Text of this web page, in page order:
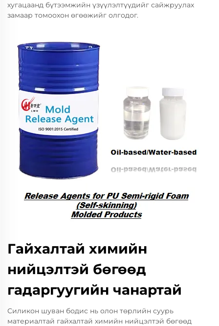
хугацаанд бүтээмжийн үзүүлэлтүүдийг сайжруулах
замаар томоохон өгөөжийг олгодог.
Гайхалтай химийн
нийцэлтэй бөгөөд
гадаргуугийн чанартай
Силикон шуван бодис нь олон төрлийн суурь
материалтай гайхалтай химийн нийцэлтэй бөгөөд